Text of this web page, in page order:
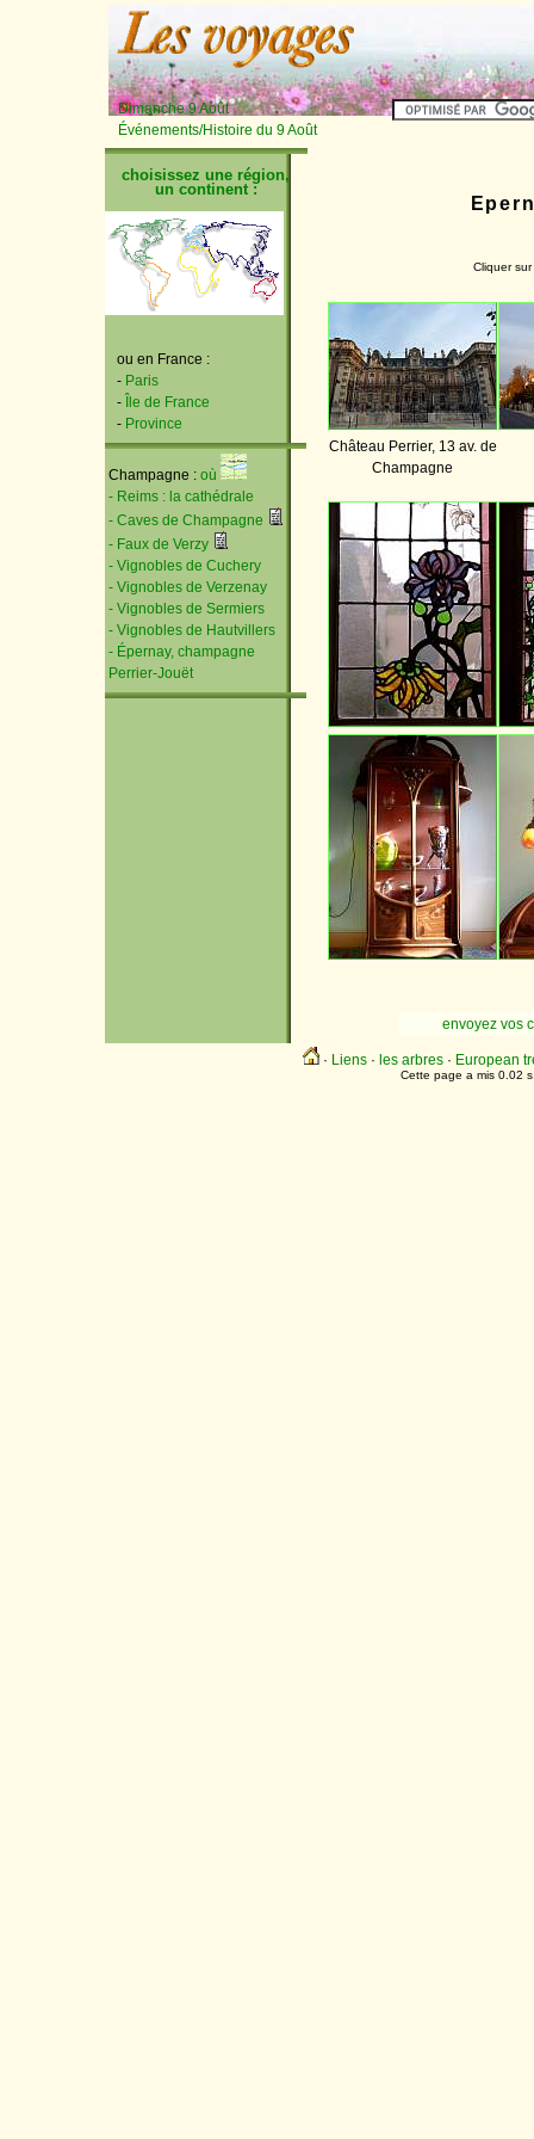
Dimanche 9 Août
Événements/Histoire du 9 Août
choisissez une région,
un continent :
ou en France :
- Paris
-
Île de France
- Province
Champagne : où
- Reims : la cathédrale
- Caves de Champagne
- Faux de Verzy
- Vignobles de Cuchery
- Vignobles de Verzenay
- Vignobles de Sermiers
- Vignobles de Hautvillers
- Épernay, champagne
Perrier-Jouët
Cliquer
Château Perrier, 13 av. de
Champagne
envoyez vos
· Liens· les arbres· European
Cette page a mis 0.02